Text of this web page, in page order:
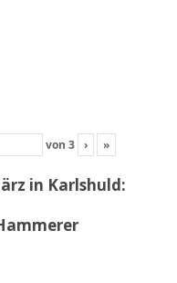
von 3 › »
in Karlshuld: